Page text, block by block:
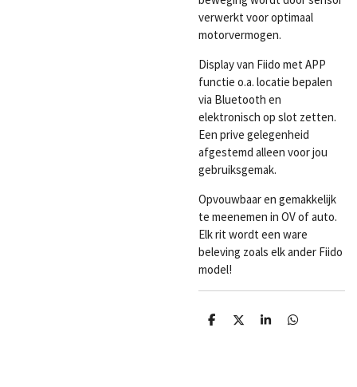
verwerkt voor optimaal
motorvermogen.
Display van Fiido met APP
functie o.a. locatie bepalen
via Bluetooth en
elektronisch op slot zetten.
Een prive gelegenheid
afgestemd alleen voor jou
gebruiksgemak.
Opvouwbaar en gemakkelijk
te meenemen in OV of auto.
Elk rit wordt een ware
beleving zoals elk ander Fiido
model!
D
D
S
D